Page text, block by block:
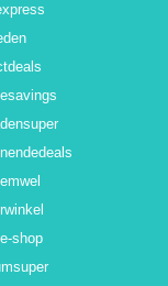
shop